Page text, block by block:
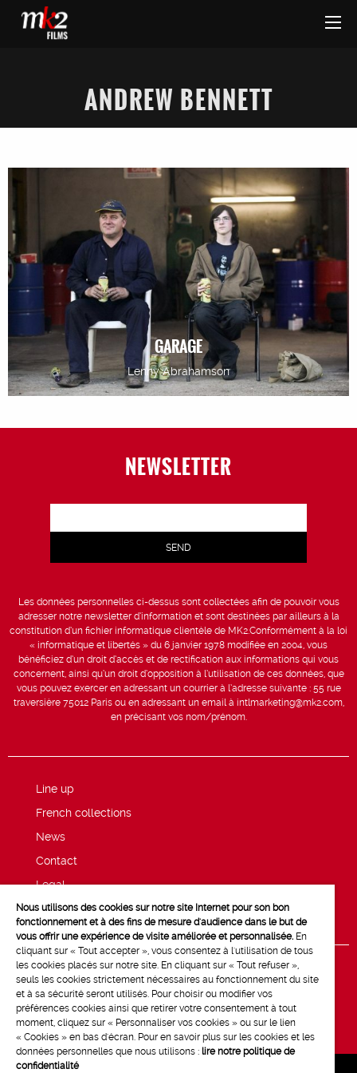
ANDREW BENNETT
GARAGE
Lenny Abrahamson
NEWSLETTER
Les données personnelles ci-dessus sont collectées afin de pouvoir vous
adresser notre newsletter d’information et sont destinées par ailleurs à la
constitution d’un fichier informatique clientèle de MK2.Conformément à la loi
« informatique et libertés » du 6 janvier 1978 modifiée en 2004, vous
bénéficiez d’un droit d’accès et de rectification aux informations qui vous
concernent, ainsi qu’un droit d’opposition à l’utilisation de ces données, que
vous pouvez exercer en adressant un courrier à l’adresse suivante : 55 rue
traversière 75012 Paris ou en adressant un email à intlmarketing@mk2.com,
en précisant vos nom/prénom.
Line up
French collections
News
Contact
Legal
Privacy and cookie policy
Nous utilisons des cookies sur notre site Internet pour son bon
fonctionnement et à des fins de mesure d'audience dans le but de
vous offrir une expérience de visite améliorée et personnalisée. En
cliquant sur « Tout accepter », vous consentez à l'utilisation de tous
les cookies placés sur notre site. En cliquant sur « Tout refuser »,
seuls les cookies strictement nécessaires au fonctionnement du site
et à sa sécurité seront utilisés. Pour choisir ou modifier vos
préférences cookies ainsi que retirer votre consentement à tout
moment, cliquez sur « Personnaliser vos cookies » ou sur le lien
« Cookies » en bas d'écran. Pour en savoir plus sur les cookies et les
données personnelles que nous utilisons : lire notre politique de
confidentialité